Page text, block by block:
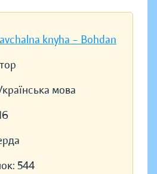
knyha – Bohdan
мова
544